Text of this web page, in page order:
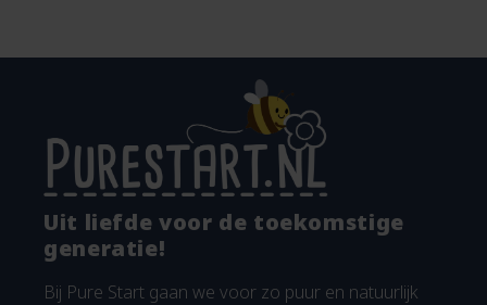
Uit liefde voor de toekomstige
generatie!
Bij Pure Start gaan we voor zo puur en natuurlijk